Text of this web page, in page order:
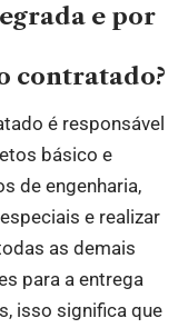
e por
contratado?
é responsável
básico e
de engenharia,
e realizar
as demais
para a entrega
isso significa que